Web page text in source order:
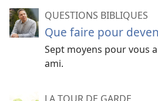
QUESTIONS BIBLIQUES
Que faire pour
Sept moyens pour vous
ami.